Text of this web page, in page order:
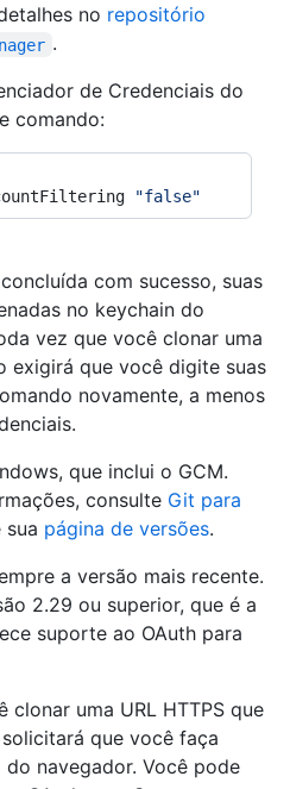
no repositório
.
de Credenciais do
comando:
"false"
com sucesso, suas
no keychain do
vez que você clonar uma
exigirá que você digite suas
novamente, a menos
que inclui o GCM.
consulte Git para
sua página de versões.
a versão mais recente.
2.29 ou superior, que é a
suporte ao OAuth para
uma URL HTTPS que
que você faça
navegador. Você pode